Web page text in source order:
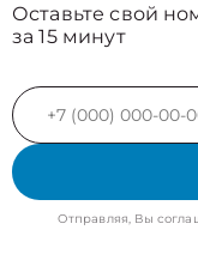
Оставьте свой
за 15 минут
Отправляя, Вы